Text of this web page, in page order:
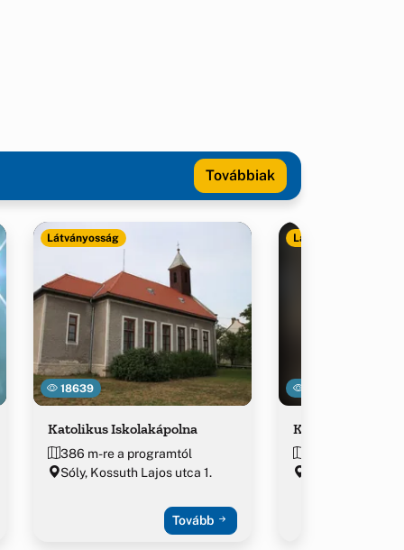
Továbbiak
18639
Látványosság
Katolikus Iskolakápolna
386 m-re a programtól
Sóly, Kossuth Lajos utca 1.
Tovább
Látványosság
Kálvária